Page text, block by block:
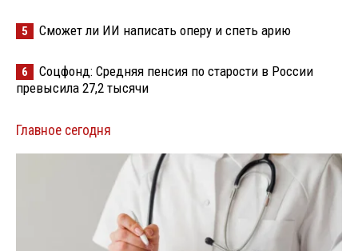
5 Сможет ли ИИ написать оперу и спеть арию
6
Соцфонд: Средняя пенсия по старости в России
превысила 27,2 тысячи
Главное сегодня